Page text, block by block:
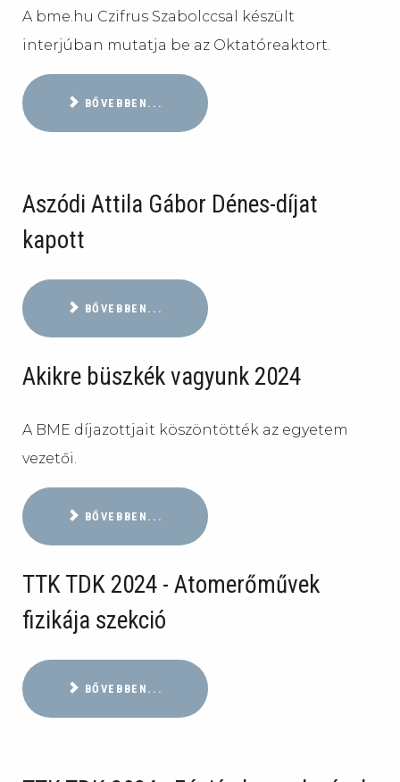
A bme.hu Czifrus Szabolccsal készült
interjúban mutatja be az Oktatóreaktort.
BŐVEBBEN...
Aszódi Attila Gábor Dénes-díjat
kapott
BŐVEBBEN...
Akikre büszkék vagyunk 2024
A BME díjazottjait köszöntötték az egyetem
vezetői.
BŐVEBBEN...
TTK TDK 2024 - Atomerőművek
fizikája szekció
BŐVEBBEN...